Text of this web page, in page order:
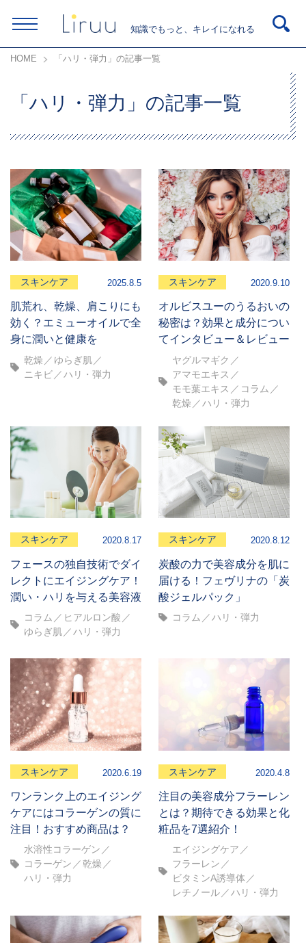
知識でもっと、キレイになれる
HOME 「ハリ・弾力」の記事一覧
「ハリ・弾力」の記事一覧
スキンケア 2025.8.5
肌荒れ、乾燥、肩こりにも
効く？エミューオイルで全
身に潤いと健康を
乾燥
ゆらぎ肌
ニキビ
ハリ・弾力
スキンケア 2020.9.10
オルビスユーのうるおいの
秘密は？効果と成分につい
てインタビュー＆レビュー
ヤグルマギク
アマモエキス
モモ葉エキス
コラム
乾燥
ハリ・弾力
スキンケア 2020.8.17
フェースの独自技術でダイ
レクトにエイジングケア！
潤い・ハリを与える美容液
コラム
ヒアルロン酸
ゆらぎ肌
ハリ・弾力
スキンケア 2020.8.12
炭酸の力で美容成分を肌に
届ける！フェヴリナの「炭
酸ジェルパック」
コラム ハリ・弾力
スキンケア 2020.6.19
ワンランク上のエイジング
ケアにはコラーゲンの質に
注目！おすすめ商品は？
水溶性コラーゲン
コラーゲン
乾燥
ハリ・弾力
スキンケア 2020.4.8
注目の美容成分フラーレン
とは？期待できる効果と化
粧品を7選紹介！
エイジングケア
フラーレン
ビタミンA誘導体
レチノール
ハリ・弾力